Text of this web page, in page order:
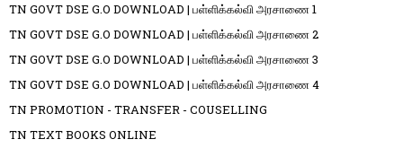
TN GOVT DSE G.O DOWNLOAD | பள்ளிக்கல்வி அரசாணை 1
TN GOVT DSE G.O DOWNLOAD | பள்ளிக்கல்வி அரசாணை 2
TN GOVT DSE G.O DOWNLOAD | பள்ளிக்கல்வி அரசாணை 3
TN GOVT DSE G.O DOWNLOAD | பள்ளிக்கல்வி அரசாணை 4
TN PROMOTION - TRANSFER - COUSELLING
TN TEXT BOOKS ONLINE